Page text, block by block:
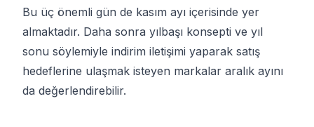
Bu üç önemli gün de kasım ayı içerisinde yer
almaktadır. Daha sonra yılbaşı konsepti ve yıl
sonu söylemiyle indirim iletişimi yaparak satış
hedeflerine ulaşmak isteyen markalar aralık ayını
da değerlendirebilir.